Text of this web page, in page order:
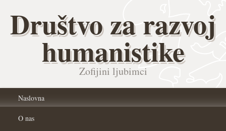
Društvo za razvoj
humanistike
Zofijini ljubimci
Naslovna
O nas